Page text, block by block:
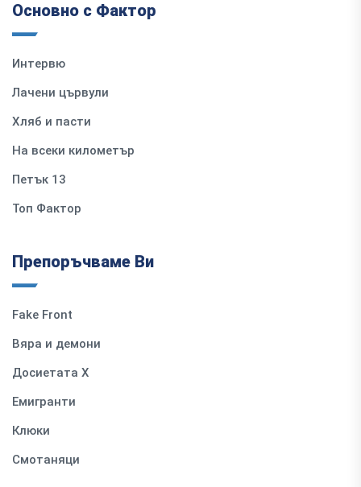
Основно с Фактор
Интервю
Лачени цървули
Хляб и пасти
На всеки километър
Петък 13
Топ Фактор
Препоръчваме Ви
Fake Front
Вяра и демони
Досиетата Х
Емигранти
Клюки
Смотаняци